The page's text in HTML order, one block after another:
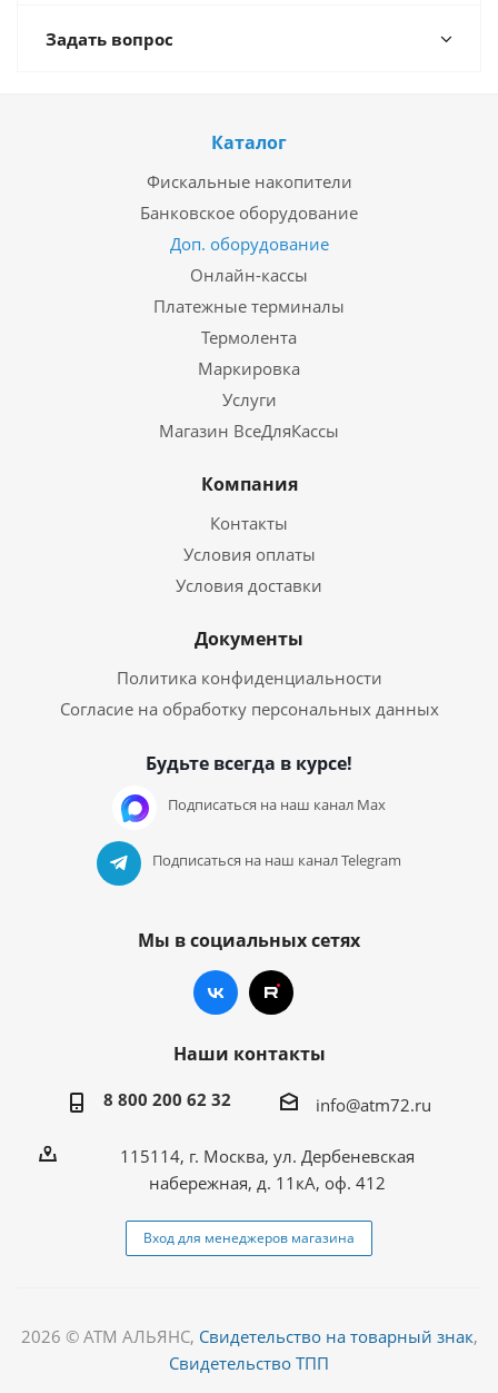
Задать вопрос
Каталог
Фискальные накопители
Банковское оборудование
Доп. оборудование
Онлайн-кассы
Платежные терминалы
Термолента
Маркировка
Услуги
Магазин ВсеДляКассы
Компания
Контакты
Условия оплаты
Условия доставки
Документы
Политика конфиденциальности
Согласие на обработку персональных данных
Будьте всегда в курсе!
Подписаться на наш канал Max
Подписаться на наш канал Telegram
Мы в социальных сетях
Наши контакты
8 800 200 62 32 info@atm72.ru
115114, г. Москва, ул. Дербеневская
набережная, д. 11кА, оф. 412
Вход для менеджеров магазина
2026 © АТМ АЛЬЯНС, Свидетельство на товарный знак,
Свидетельство ТПП